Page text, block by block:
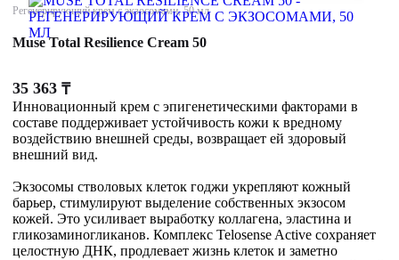
Регенерирующий крем с экзосомами, 50 мл
Muse Total Resilience Cream 50
35 363 ₸
Инновационный крем с эпигенетическими факторами в
составе поддерживает устойчивость кожи к вредному
воздействию внешней среды, возвращает ей здоровый
внешний вид.
Экзосомы стволовых клеток годжи укрепляют кожный
барьер, стимулируют выделение собственных экзосом
кожей. Это усиливает выработку коллагена, эластина и
гликозаминогликанов. Комплекс Telosense Active сохраняет
целостную ДНК, продлевает жизнь клеток и заметно